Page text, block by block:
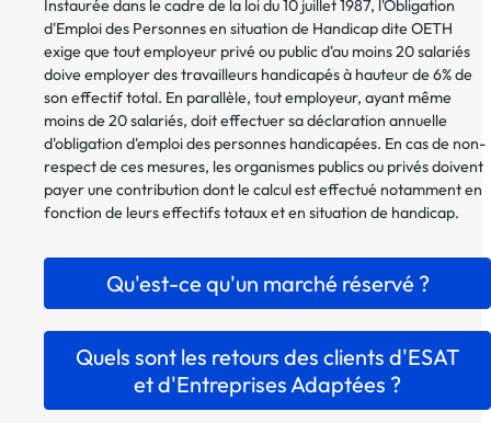
Instaurée dans le cadre de la loi du 10 juillet 1987, l'Obligation
d'Emploi des Personnes en situation de Handicap dite OETH
exige que tout employeur privé ou public d'au moins 20 salariés
doive employer des travailleurs handicapés à hauteur de 6% de
son effectif total. En parallèle, tout employeur, ayant même
moins de 20 salariés, doit effectuer sa déclaration annuelle
d'obligation d'emploi des personnes handicapées. En cas de non-
respect de ces mesures, les organismes publics ou privés doivent
payer une contribution dont le calcul est effectué notamment en
fonction de leurs effectifs totaux et en situation de handicap.
Qu'est-ce qu'un marché réservé ?
Quels sont les retours des clients d'ESAT
et d'Entreprises Adaptées ?